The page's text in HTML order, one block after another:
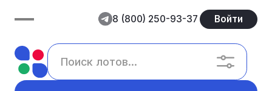
8 (800) 250-93-37 Войти